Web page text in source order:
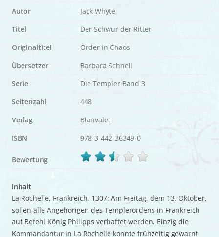
Autor
Jack Whyte
Titel
Der Schwur der Ritter
Originaltitel
Order in Chaos
Übersetzer
Barbara Schnell
Serie
Die Templer Band 3
Seitenzahl
448
Verlag
Blanvalet
ISBN
978-3-442-36349-0
Bewertung
Inhalt
La Rochelle, Frankreich, 1307: Am Freitag, dem 13. Oktober,
sollen alle Angehörigen des Templerordens in Frankreich
auf Befehl König Philipps verhaftet werden. Einzig die
Kommandantur in La Rochelle konnte frühzeitig gewarnt